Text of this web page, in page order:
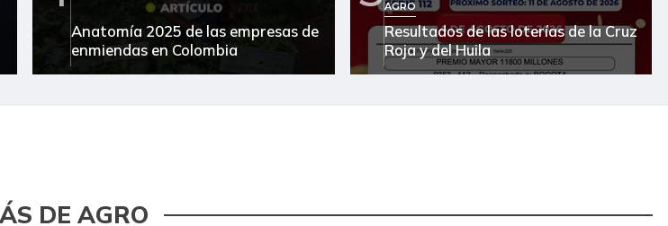
Anatomía 2025 de las empresas de
enmiendas en Colombia
AGRO
Resultados de las loterías de la Cruz
Roja y del Huila
DE AGRO